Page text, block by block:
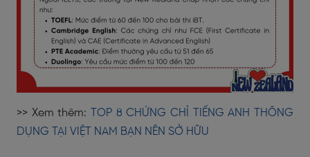
>> Xem thêm:
TOP 8 CHỨNG CHỈ TIẾNG ANH THÔNG
DỤNG TẠI VIỆT NAM BẠN NÊN SỞ HỮU